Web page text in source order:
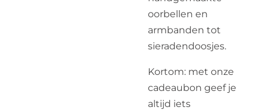
oorbellen en
armbanden tot
sieradendoosjes.
Kortom: met onze
cadeaubon geef je
altijd iets